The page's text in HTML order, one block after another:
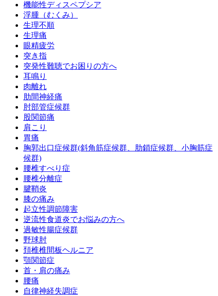
機能性ディスペプシア
浮腫（むくみ）
生理不順
生理痛
眼精疲労
突き指
突発性難聴でお困りの方へ
耳鳴り
肉離れ
肋間神経痛
肘部管症候群
股関節痛
肩こり
胃痛
胸郭出口症候群(斜角筋症候群、肋鎖症候群、小胸筋症
候群)
腰椎すべり症
腰椎分離症
腱鞘炎
膝の痛み
起立性調節障害
逆流性食道炎でお悩みの方へ
過敏性腸症候群
野球肘
頚椎椎間板ヘルニア
顎関節症
首・肩の痛み
腰痛
自律神経失調症